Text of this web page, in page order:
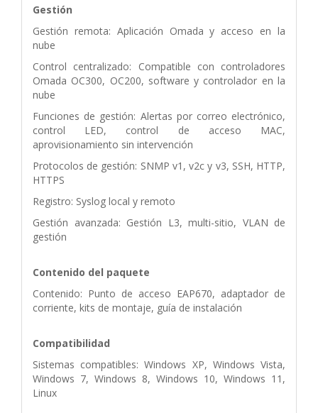
Gestión
Gestión remota: Aplicación Omada y acceso en la
nube
Control centralizado: Compatible con controladores
Omada OC300, OC200, software y controlador en la
nube
Funciones de gestión: Alertas por correo electrónico,
control LED, control de acceso MAC,
aprovisionamiento sin intervención
Protocolos de gestión: SNMP v1, v2c y v3, SSH, HTTP,
HTTPS
Registro: Syslog local y remoto
Gestión avanzada: Gestión L3, multi-sitio, VLAN de
gestión
Contenido del paquete
Contenido: Punto de acceso EAP670, adaptador de
corriente, kits de montaje, guía de instalación
Compatibilidad
Sistemas compatibles: Windows XP, Windows Vista,
Windows 7, Windows 8, Windows 10, Windows 11,
Linux